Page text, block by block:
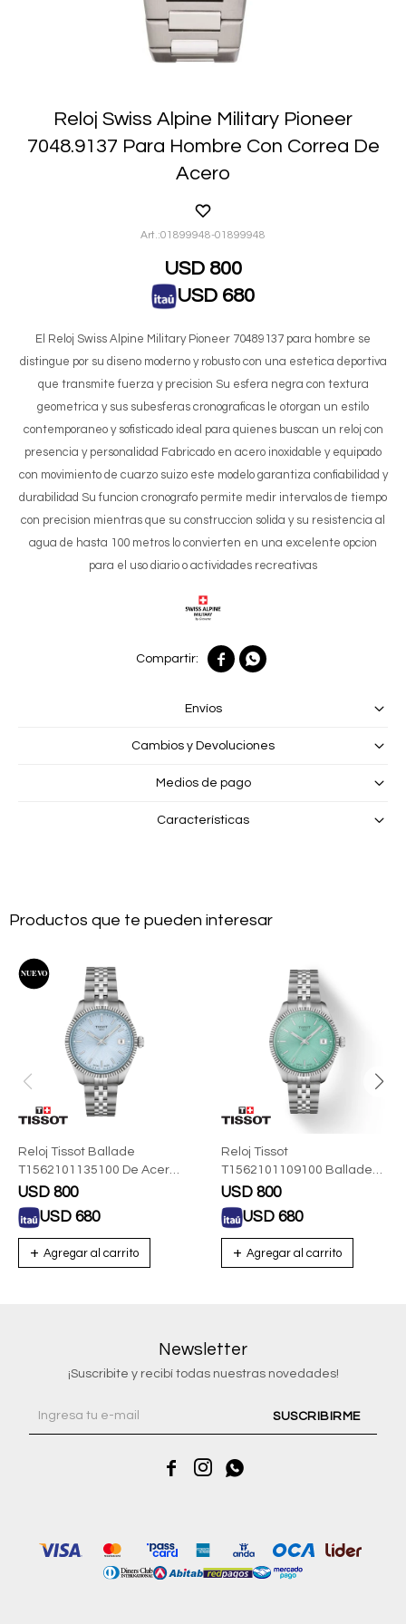
Reloj Swiss Alpine Military Pioneer
7048.9137 Para Hombre Con Correa De
Acero
01899948-01899948
USD 800
USD 680
El Reloj Swiss Alpine Military Pioneer 70489137 para hombre se
distingue por su diseno moderno y robusto con una estetica deportiva
que transmite fuerza y precision Su esfera negra con textura
geometrica y sus subesferas cronograficas le otorgan un estilo
contemporaneo y sofisticado ideal para quienes buscan un reloj con
presencia y personalidad Fabricado en acero inoxidable y equipado
con movimiento de cuarzo suizo este modelo garantiza confiabilidad y
durabilidad Su funcion cronografo permite medir intervalos de tiempo
con precision mientras que su construccion solida y su resistencia al
agua de hasta 100 metros lo convierten en una excelente opcion
para el uso diario o actividades recreativas
 
Envíos
Cambios y Devoluciones
Medios de pago
Características
Productos que te pueden interesar
Reloj Tissot Ballade
T1562101135100 De Acero
Para Mujer
USD 800
USD 680
Reloj Tissot
T1562101109100 Ballade
34mm Para Dama
USD 800
USD 680
Newsletter
¡Suscribite y recibí todas nuestras novedades!
SUSCRIBIRME
  